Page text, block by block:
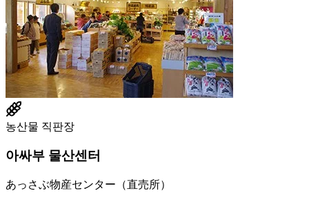
농산물 직판장
아싸부 물산센터
あっさぶ物産センター（直売所）